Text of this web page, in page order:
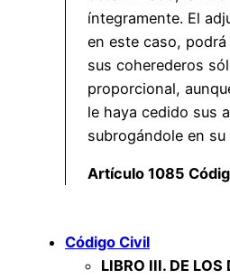
íntegramente. El
en este caso, podrá
sus coherederos
proporcional,
le haya cedido sus
subrogándole en su
Artículo 1085
Código Civil
LIBRO III. DE LOS